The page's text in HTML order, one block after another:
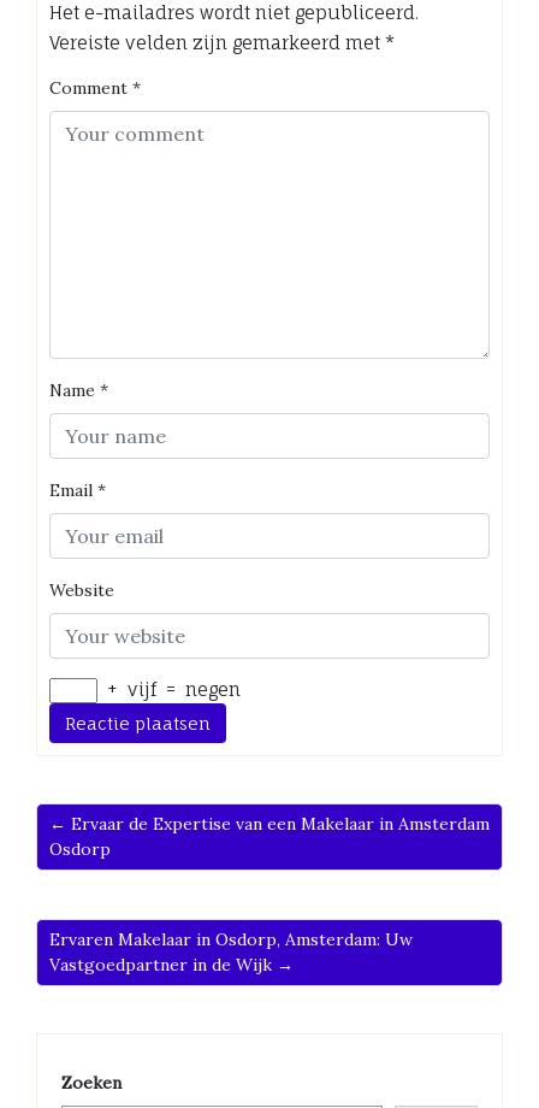
Het e-mailadres wordt niet gepubliceerd.
Vereiste velden zijn gemarkeerd met *
Comment *
Name *
Email *
Website
+ vijf = negen
← Ervaar de Expertise van een Makelaar in Amsterdam
Osdorp
Ervaren Makelaar in Osdorp, Amsterdam: Uw
Vastgoedpartner in de Wijk →
Zoeken